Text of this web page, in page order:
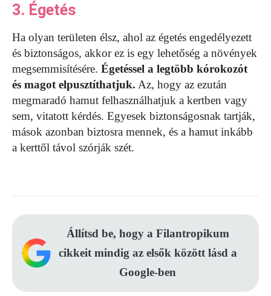
3. Égetés
Ha olyan területen élsz, ahol az égetés engedélyezett
és biztonságos, akkor ez is egy lehetőség a növények
megsemmisítésére. Égetéssel a legtöbb kórokozót
és magot elpusztíthatjuk. Az, hogy az ezután
megmaradó hamut felhasználhatjuk a kertben vagy
sem, vitatott kérdés. Egyesek biztonságosnak tartják,
mások azonban biztosra mennek, és a hamut inkább
a kerttől távol szórják szét.
Állítsd be, hogy a Filantropikum
cikkeit mindig az elsők között lásd a
Google-ben